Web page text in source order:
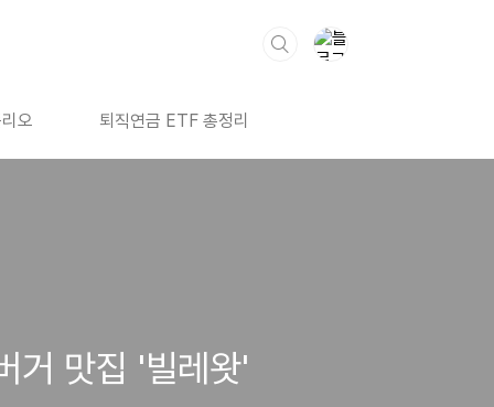
오 퇴직연금 ETF 총정리
거 맛집 '빌레왓'